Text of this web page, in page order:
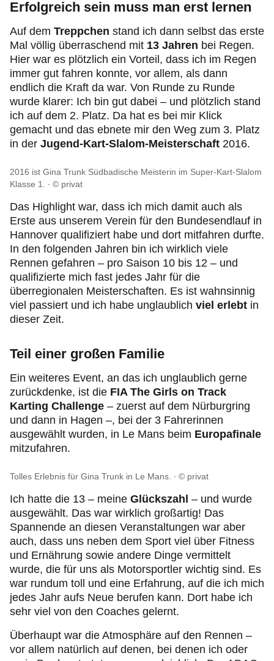
Erfolgreich sein muss man erst lernen
Auf dem Treppchen stand ich dann selbst das erste
Mal völlig überraschend mit 13 Jahren bei Regen.
Hier war es plötzlich ein Vorteil, dass ich im Regen
immer gut fahren konnte, vor allem, als dann
endlich die Kraft da war. Von Runde zu Runde
wurde klarer: Ich bin gut dabei – und plötzlich stand
ich auf dem 2. Platz. Da hat es bei mir Klick
gemacht und das ebnete mir den Weg zum 3. Platz
in der Jugend-Kart-Slalom-Meisterschaft 2016.
2016 ist Gina Trunk Südbadische Meisterin im Super-Kart-Slalom
Klasse 1.
© privat
Das Highlight war, dass ich mich damit auch als
Erste aus unserem Verein für den Bundesendlauf in
Hannover qualifiziert habe und dort mitfahren durfte.
In den folgenden Jahren bin ich wirklich viele
Rennen gefahren – pro Saison 10 bis 12 – und
qualifizierte mich fast jedes Jahr für die
überregionalen Meisterschaften. Es ist wahnsinnig
viel passiert und ich habe unglaublich viel erlebt in
dieser Zeit.
Teil einer großen Familie
Ein weiteres Event, an das ich unglaublich gerne
zurückdenke, ist die FIA The Girls on Track
Karting Challenge – zuerst auf dem Nürburgring
und dann in Hagen –, bei der 3 Fahrerinnen
ausgewählt wurden, in Le Mans beim Europafinale
mitzufahren.
Tolles Erlebnis für Gina Trunk in Le Mans. © privat
Ich hatte die 13 – meine Glückszahl – und wurde
ausgewählt. Das war wirklich großartig! Das
Spannende an diesen Veranstaltungen war aber
auch, dass uns neben dem Sport viel über Fitness
und Ernährung sowie andere Dinge vermittelt
wurde, die für uns als Motorsportler wichtig sind. Es
war rundum toll und eine Erfahrung, auf die ich mich
jedes Jahr aufs Neue berufen kann. Dort habe ich
sehr viel von den Coaches gelernt.
Überhaupt war die Atmosphäre auf den Rennen –
vor allem natürlich auf denen, bei denen ich oder